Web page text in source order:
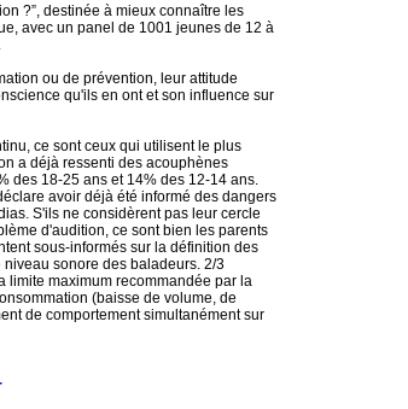
?”, destinée à mieux connaître les
avec un panel de 1001 jeunes de 12 à
ou de prévention, leur attitude
qu'ils en ont et son influence sur
ce sont ceux qui utilisent le plus
a déjà ressenti des acouphènes
des 18-25 ans et 14% des 12-14 ans.
avoir déjà été informé des dangers
S'ils ne considèrent pas leur cercle
d'audition, ce sont bien les parents
sous-informés sur la définition des
sonore des baladeurs. 2/3
limite maximum recommandée par la
(baisse de volume, de
de comportement simultanément sur